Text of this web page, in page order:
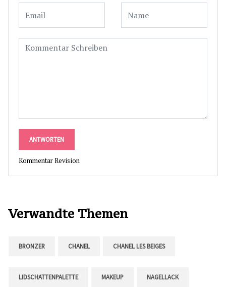
ANTWORTEN
Kommentar Revision
Verwandte Themen
BRONZER CHANEL CHANEL LES BEIGES
LIDSCHATTENPALETTE MAKEUP NAGELLACK